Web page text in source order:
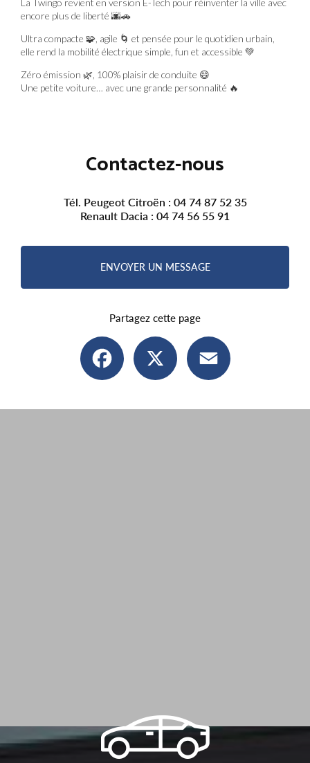
La Twingo revient en version E-Tech pour réinventer la ville avec
encore plus de liberté 🌆🚗
Ultra compacte 🧩, agile 🌀 et pensée pour le quotidien urbain,
elle rend la mobilité électrique simple, fun et accessible 💚
Zéro émission 🌿, 100% plaisir de conduite 😄
Une petite voiture… avec une grande personnalité 🔥
Contactez-nous
Tél. Peugeot Citroën : 04 74 87 52 35
Renault Dacia : 04 74 56 55 91
ENVOYER UN MESSAGE
Partagez cette page
Facebook